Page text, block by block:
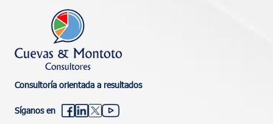
Consultoría orientada a resultados
Síganos en